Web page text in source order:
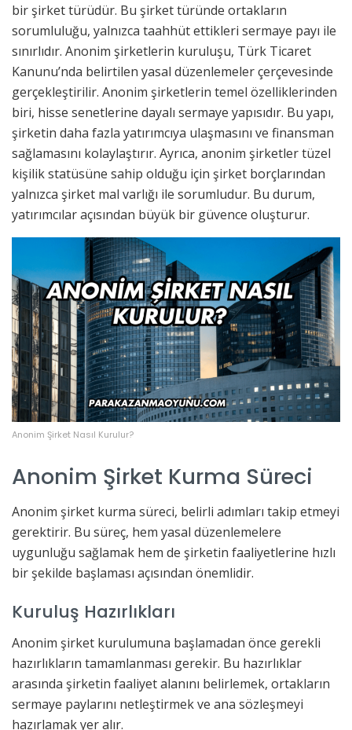
bir şirket türüdür. Bu şirket türünde ortakların
sorumluluğu, yalnızca taahhüt ettikleri sermaye payı ile
sınırlıdır. Anonim şirketlerin kuruluşu, Türk Ticaret
Kanunu’nda belirtilen yasal düzenlemeler çerçevesinde
gerçekleştirilir. Anonim şirketlerin temel özelliklerinden
biri, hisse senetlerine dayalı sermaye yapısıdır. Bu yapı,
şirketin daha fazla yatırımcıya ulaşmasını ve finansman
sağlamasını kolaylaştırır. Ayrıca, anonim şirketler tüzel
kişilik statüsüne sahip olduğu için şirket borçlarından
yalnızca şirket mal varlığı ile sorumludur. Bu durum,
yatırımcılar açısından büyük bir güvence oluşturur.
Anonim Şirket Nasıl Kurulur?
Anonim Şirket Kurma Süreci
Anonim şirket kurma süreci, belirli adımları takip etmeyi
gerektirir. Bu süreç, hem yasal düzenlemelere
uygunluğu sağlamak hem de şirketin faaliyetlerine hızlı
bir şekilde başlaması açısından önemlidir.
Kuruluş Hazırlıkları
Anonim şirket kurulumuna başlamadan önce gerekli
hazırlıkların tamamlanması gerekir. Bu hazırlıklar
arasında şirketin faaliyet alanını belirlemek, ortakların
sermaye paylarını netleştirmek ve ana sözleşmeyi
hazırlamak yer alır.